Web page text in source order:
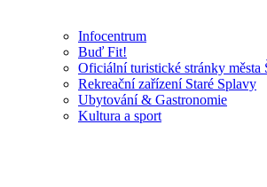
Infocentrum
Buď Fit!
Oficiální turistické stránky
Rekreační zařízení Staré Splavy
Ubytování & Gastronomie
Kultura a sport